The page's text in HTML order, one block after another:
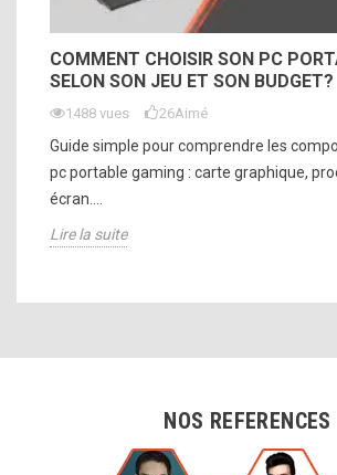
COMMENT CHOISIR SON PC
SELON SON JEU ET SON BUDGET?
1488 vues 26Aimé
Guide simple pour comprendre les
pc portable gaming : carte graphique,
écran....
Lire la suite
NOS REFERENCES